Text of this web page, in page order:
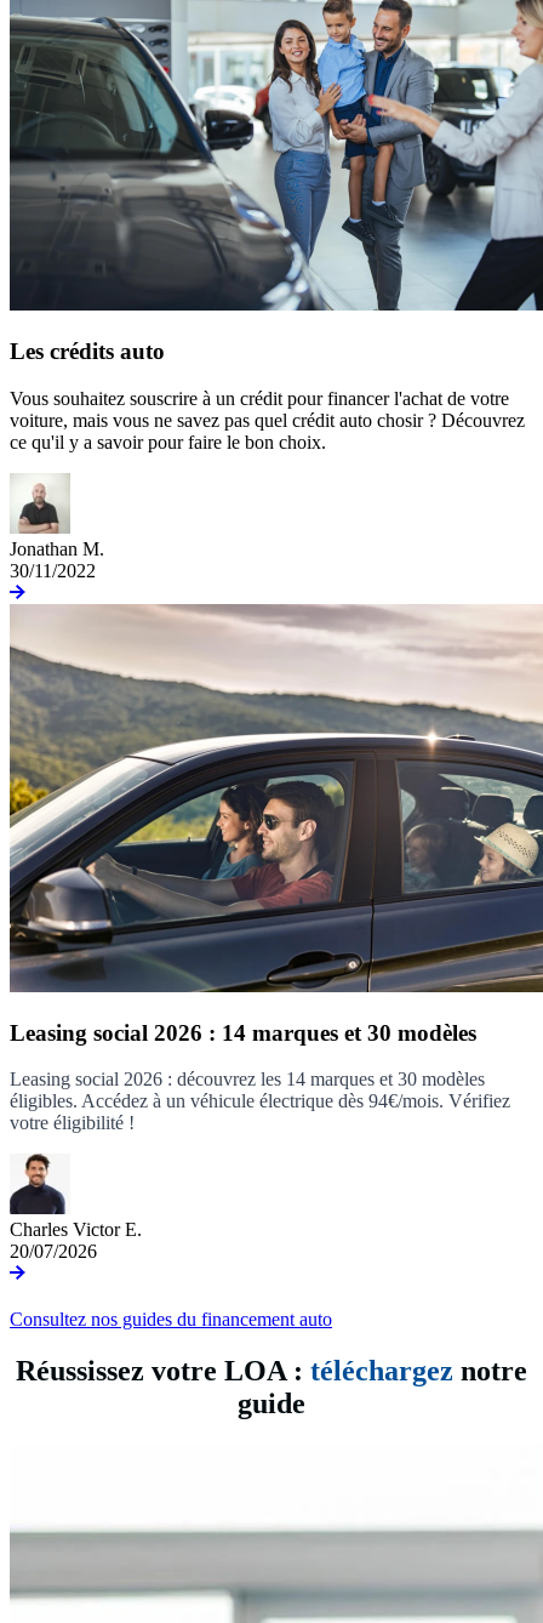
Les crédits auto
Vous souhaitez souscrire à un crédit pour financer l'achat de votre
voiture, mais vous ne savez pas quel crédit auto chosir ? Découvrez
ce qu'il y a savoir pour faire le bon choix.
Jonathan M.
30/11/2022
Leasing social 2026 : 14 marques et 30 modèles
Leasing social 2026 : découvrez les 14 marques et 30 modèles
éligibles. Accédez à un véhicule électrique dès 94€/mois. Vérifiez
votre éligibilité !
Charles Victor E.
20/07/2026
Consultez nos guides du financement auto
Réussissez votre LOA : téléchargez notre
guide